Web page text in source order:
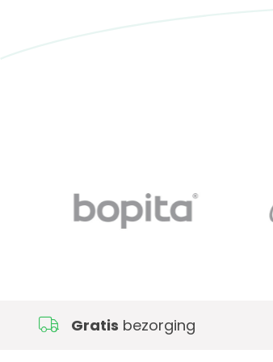
Gratis bezorging